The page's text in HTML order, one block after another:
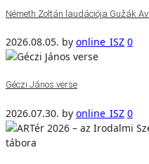
Németh Zoltán laudációja Gužák
2026.08.05. by online_ISZ 0
Géczi János verse
2026.07.30. by online_ISZ 0